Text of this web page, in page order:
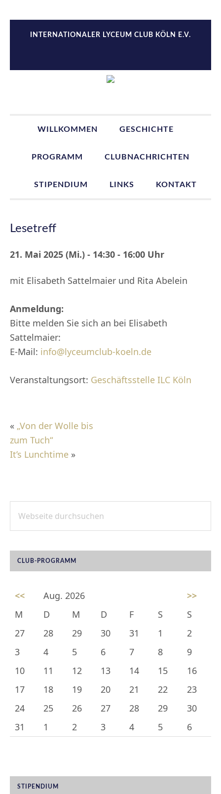
Hauptnavigation
springen
Inhalt
springen
Seitenspalte
springen
Fußzeile
springenINTERNATIONALER LYCEUM CLUB KÖLN E.V.
WILLKOMMEN GESCHICHTE
PROGRAMM CLUBNACHRICHTEN
STIPENDIUM LINKS KONTAKT
Lesetreff
21. Mai 2025 (Mi.) - 14:30 - 16:00 Uhr
mit Elisabeth Sattelmaier und Rita Abelein
Anmeldung:
Bitte melden Sie sich an bei Elisabeth
Sattelmaier:
E-Mail: info@lyceumclub-koeln.de
Veranstaltungsort: Geschäftsstelle ILC Köln
« „Von der Wolle bis
zum Tuch“
It’s Lunchtime »
SEITENSPALTE
durchsuchen
CLUB-PROGRAMM
<< Aug. 2026
>>
M
D M D F S
S
27
28 29 30 31 1
2
3
4 5 6 7 8
9
10
11 12 13 14 15
16
17
18 19 20 21 22
23
24
25 26 27 28 29
30
31
1 2 3 4 5 6
STIPENDIUM